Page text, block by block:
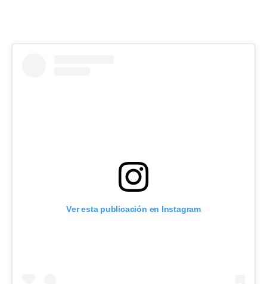
Ver esta publicación en Instagram